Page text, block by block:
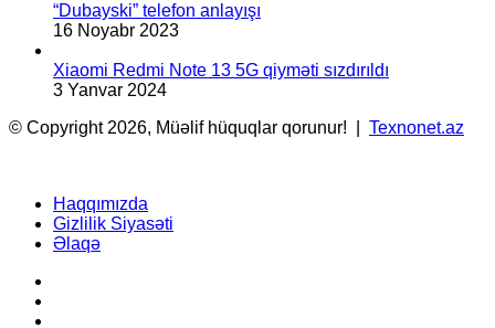
“Dubayski” telefon anlayışı
16 Noyabr 2023
Xiaomi Redmi Note 13 5G qiyməti sızdırıldı
3 Yanvar 2024
© Copyright 2026, Müəlif hüquqlar qorunur! | Texnonet.az
Haqqımızda
Gizlilik Siyasəti
Əlaqə